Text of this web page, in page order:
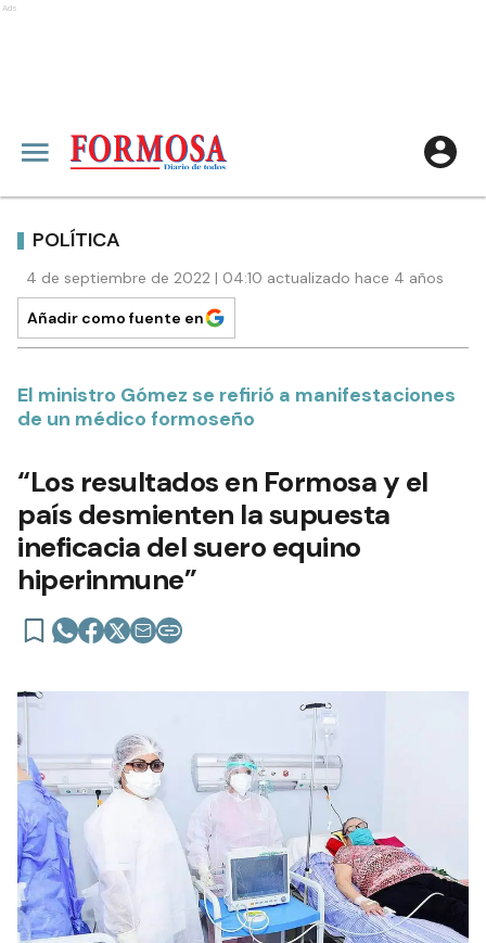
Ads
POLÍTICA
4 de septiembre de 2022 | 04:10 actualizado hace 4 años
Añadir como fuente en
El ministro Gómez se refirió a manifestaciones
de un médico formoseño
“Los resultados en Formosa y el
país desmienten la supuesta
ineficacia del suero equino
hiperinmune”